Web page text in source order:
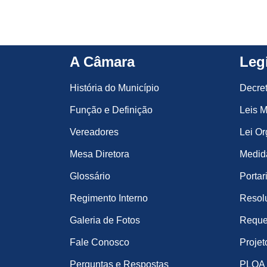
A Câmara
História do Município
Função e Definição
Vereadores
Mesa Diretora
Glossário
Regimento Interno
Galeria de Fotos
Fale Conosco
Perguntas e Respostas
Leis
Lei
PLOA